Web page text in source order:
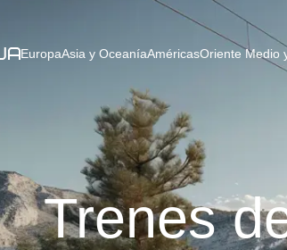
EuropaAsia y OceaníaAméricasOriente Medio
Trenes